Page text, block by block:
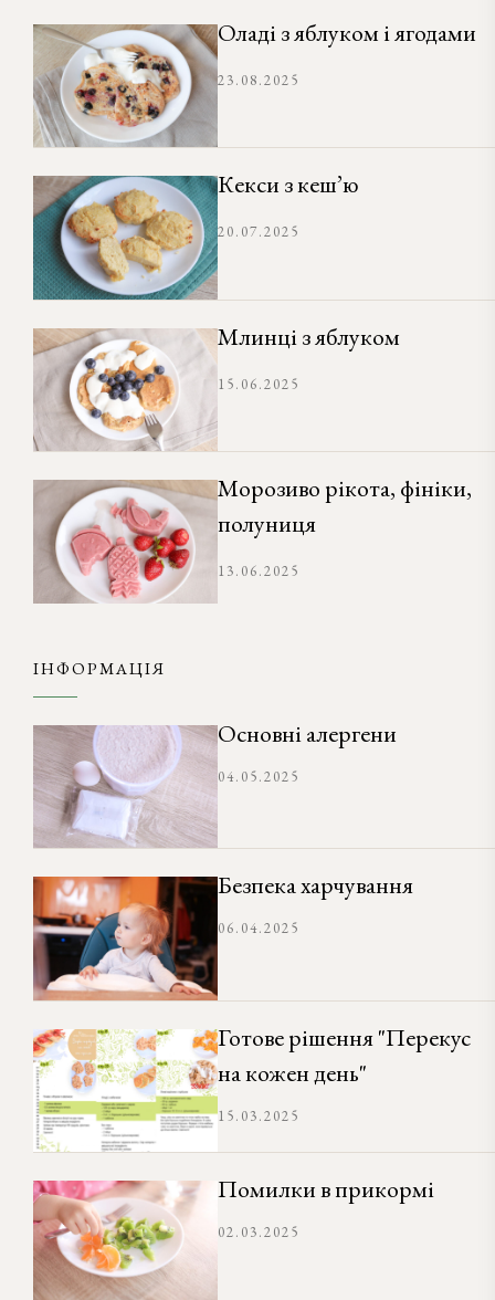
Оладі з яблуком і ягодами
23.08.2025
Кекси з кеш’ю
20.07.2025
Млинці з яблуком
15.06.2025
Морозиво рікота, фініки,
полуниця
13.06.2025
ІНФОРМАЦІЯ
Основні алергени
04.05.2025
Безпека харчування
06.04.2025
Готове рішення "Перекус
на кожен день"
15.03.2025
Помилки в прикормі
02.03.2025